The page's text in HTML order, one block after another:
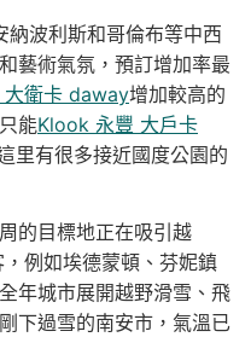
納波利斯和哥倫布等中西
藝術氣氛，預訂增加率最
衛卡 daway增加較高的
能Klook 永豐 大戶卡
里有很多接近國度公園的
的目標地正在吸引越
例如埃德蒙頓、芬妮鎮
年城市展開越野滑雪、飛
下過雪的南安市，氣溫已